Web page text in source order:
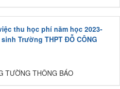
thu học phí năm học 2023-
Trường THPT ĐỖ CÔNG
TƯỜNG THÔNG BÁO